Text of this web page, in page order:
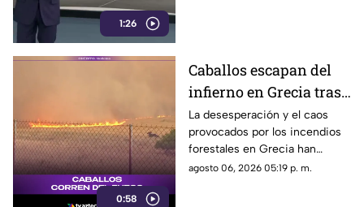
1:26
0:58
Caballos escapan del
infierno en Grecia tras
cuatro días de
incendios
descontrolados
La desesperación y el caos
provocados por los incendios
forestales en Grecia han
dejado imágenes
agosto 06, 2026 05:19 p. m.